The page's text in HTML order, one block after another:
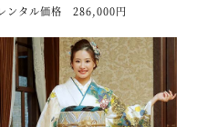
ンタル価格 286,000円